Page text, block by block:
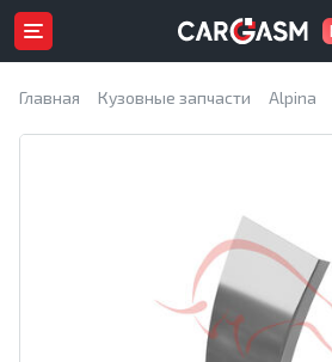
Главная Кузовные запчасти Alpina